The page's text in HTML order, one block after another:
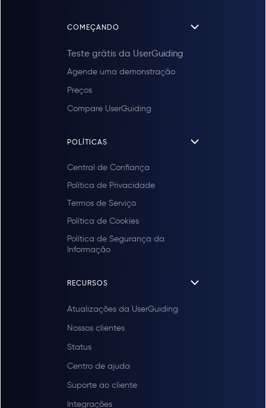
COMEÇANDO
Teste grátis da UserGuiding
Agende uma demonstração
Preços
Compare UserGuiding
POLÍTICAS
Central de Confiança
Política de Privacidade
Termos de Serviço
Política de Cookies
Política de Segurança da
Informação
RECURSOS
Atualizações da UserGuiding
Nossos clientes
Status
Centro de ajuda
Suporte ao cliente
Integrações